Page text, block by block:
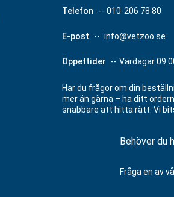
Telefon -- 010-206 78 80
E-post -- info@vetzoo.se
Öppettider -- Vardagar
Har du frågor om din
mer än gärna – ha ditt
snabbare att hitta rätt. Vi
Behöver du
Fråga en av